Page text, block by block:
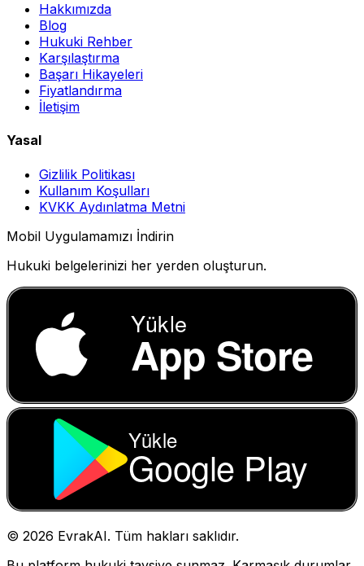
Hakkımızda
Blog
Hukuki Rehber
Karşılaştırma
Başarı Hikayeleri
Fiyatlandırma
İletişim
Yasal
Gizlilik Politikası
Kullanım Koşulları
KVKK Aydınlatma Metni
Mobil Uygulamamızı İndirin
Hukuki belgelerinizi her yerden oluşturun.
Yükle
App Store
Yükle
Google Play
© 2026 EvrakAI. Tüm hakları saklıdır.